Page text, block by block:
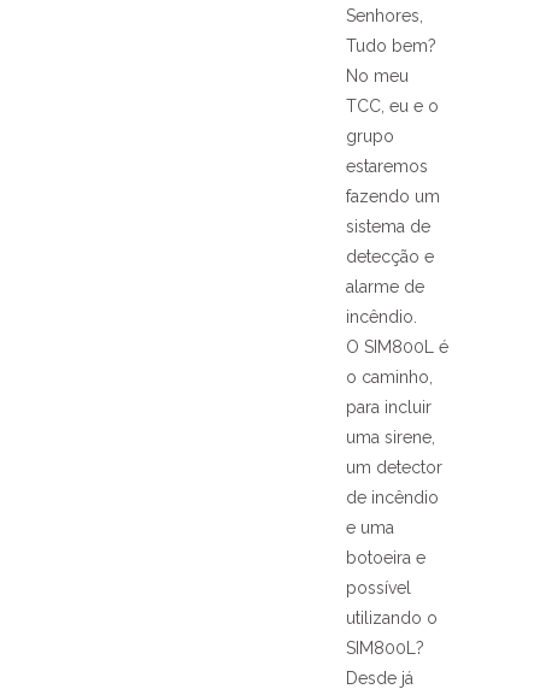
Senhores,
Tudo bem?
No meu
TCC, eu e o
grupo
estaremos
fazendo um
sistema de
detecção e
alarme de
incêndio.
O SIM800L é
o caminho,
para incluir
uma sirene,
um detector
de incêndio
e uma
botoeira e
possível
utilizando o
SIM800L?
Desde já